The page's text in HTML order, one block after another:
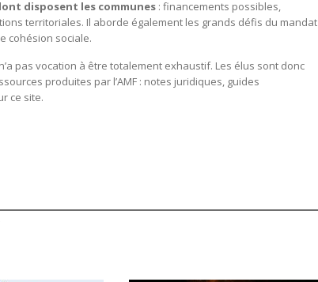
disposent les communes : financements possibles,
territoriales. Il aborde également les grands défis du mandat
cohésion sociale.
pas vocation à être totalement exhaustif. Les élus sont donc
produites par l’AMF : notes juridiques, guides
ce site.